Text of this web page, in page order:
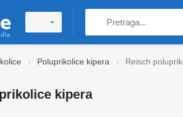
Poluprikolice kipera Reisch
kipera